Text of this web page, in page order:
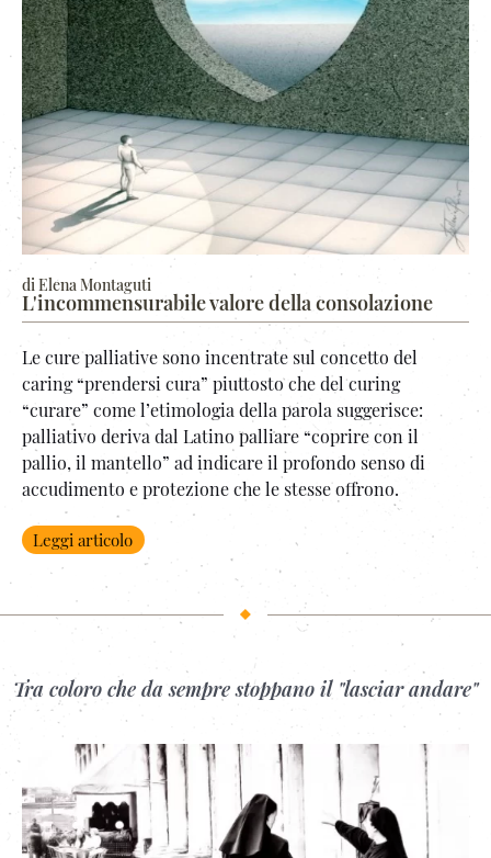
di Elena Montaguti
L'incommensurabile valore della consolazione
Le cure palliative sono incentrate sul concetto del
caring “prendersi cura” piuttosto che del curing
“curare” come l’etimologia della parola suggerisce:
palliativo deriva dal Latino palliare “coprire con il
pallio, il mantello” ad indicare il profondo senso di
accudimento e protezione che le stesse offrono.
Leggi articolo
Tra coloro che da sempre stoppano il "lasciar andare"